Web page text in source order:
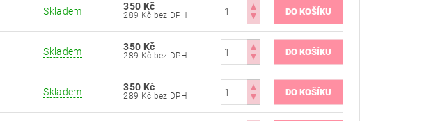
Skladem 350 Kč
289 Kč bez DPH
Skladem 350 Kč
289 Kč bez DPH
Skladem 350 Kč
289 Kč bez DPH